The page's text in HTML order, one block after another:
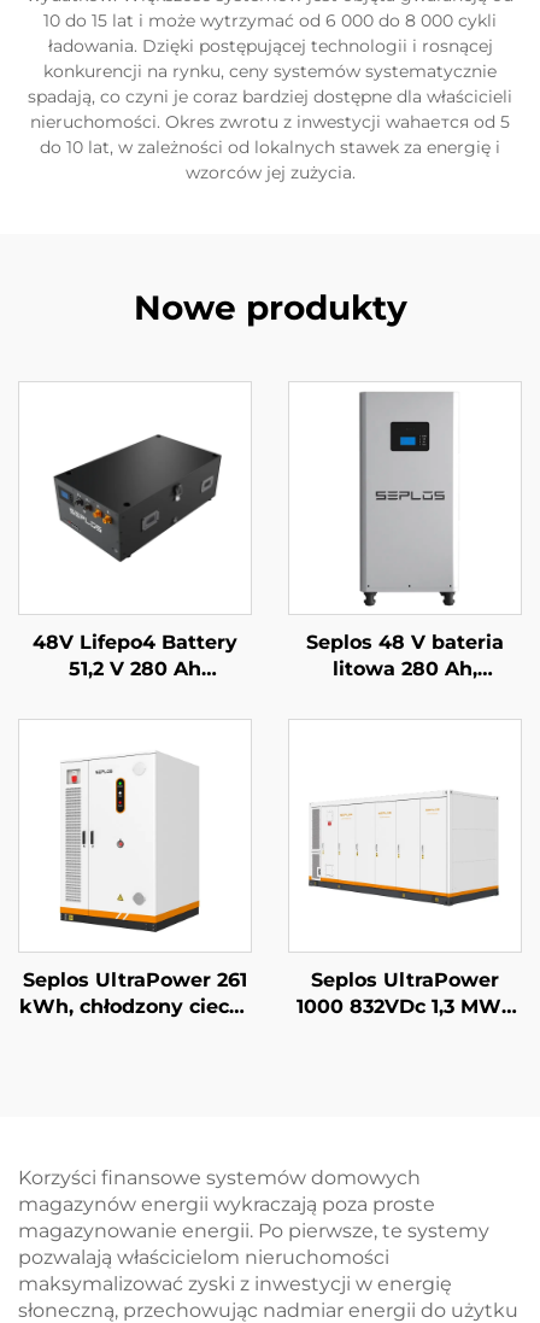
10 do 15 lat i może wytrzymać od 6 000 do 8 000 cykli
ładowania. Dzięki postępującej technologii i rosnącej
konkurencji na rynku, ceny systemów systematycznie
spadają, co czyni je coraz bardziej dostępne dla właścicieli
nieruchomości. Okres zwrotu z inwestycji wahается od 5
do 10 lat, w zależności od lokalnych stawek za energię i
wzorców jej zużycia.
Nowe produkty
48V Lifepo4 Battery
51,2 V 280 Ah
zasilania awaryjnego
baterią Mason 14 kWh
bateria słoneczna
Seplos
Seplos 48 V bateria
litowa 280 Ah,
magazynowania
litowo-żelazowo-
fosforanowa (LiFePO4)
Seplos UltraPower 261
kWh, chłodzony cieczą
zarządzanie termiczne
dla przemysłowych
systemów
magazynowania
energii w
mikrosieciach
Seplos UltraPower
1000 832VDc 1,3 MWh
cieczowym Mikrosieci
BESS
Korzyści finansowe systemów domowych
magazynów energii wykraczają poza proste
magazynowanie energii. Po pierwsze, te systemy
pozwalają właścicielom nieruchomości
maksymalizować zyski z inwestycji w energię
słoneczną, przechowując nadmiar energii do użytku